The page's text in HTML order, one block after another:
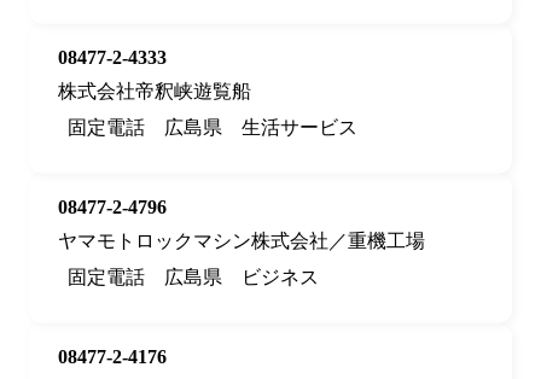
08477-2-4333
株式会社帝釈峡遊覧船
固定電話
広島県 生活サービス
08477-2-4796
ヤマモトロックマシン株式会社／重機工場
固定電話
広島県 ビジネス
08477-2-4176